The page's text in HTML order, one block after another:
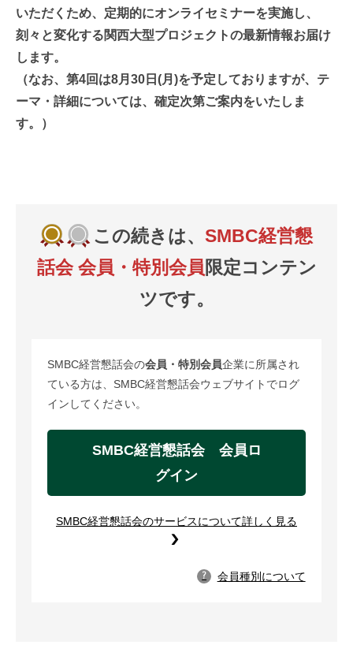
いただくため、定期的にオンライセミナーを実施し、
刻々と変化する関西大型プロジェクトの最新情報お届け
します。
（なお、第4回は8月30日(月)を予定しておりますが、テ
ーマ・詳細については、確定次第ご案内をいたしま
す。）
この続きは、SMBC経営懇
話会 会員・特別会員 限定コンテン
ツです。
SMBC経営懇話会の会員・特別会員企業に所属され
ている方は、SMBC経営懇話会ウェブサイトでログ
インしてください。
SMBC経営懇話会 会員ロ
グイン
SMBC経営懇話会のサービスについて詳しく見る
? 会員種別について